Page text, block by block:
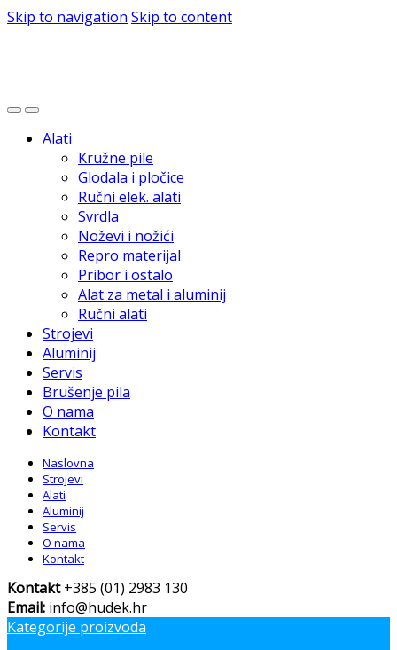
Skip to navigation Skip to content
Alati
Kružne pile
Glodala i pločice
Ručni elek. alati
Svrdla
Noževi i nožići
Repro materijal
Pribor i ostalo
Alat za metal i aluminij
Ručni alati
Strojevi
Aluminij
Servis
Brušenje pila
O nama
Kontakt
Naslovna
Strojevi
Alati
Aluminij
Servis
O nama
Kontakt
Kontakt+385 (01) 2983 130
Email: info@hudek.hr
Kategorije proizvoda